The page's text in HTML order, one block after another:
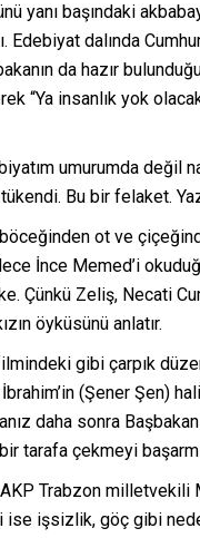
yanı başındaki
dalında
da hazır
“Ya insanlık yok
umurumda değil
Bu bir felaket.
ot ve
İnce Memed’i
Zeliş, Necati
öyküsünü anlatır.
gibi çarpık
(Şener Şen)
daha sonra
tarafa çekmeyi
Trabzon milletvekili
işsizlik, göç gibi